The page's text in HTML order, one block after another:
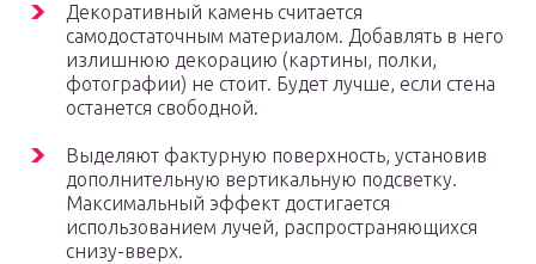
Декоративный камень считается
самодостаточным материалом. Добавлять в него
излишнюю декорацию (картины, полки,
фотографии) не стоит. Будет лучше, если стена
останется свободной.
Выделяют фактурную поверхность, установив
дополнительную вертикальную подсветку.
Максимальный эффект достигается
использованием лучей, распространяющихся
снизу-вверх.